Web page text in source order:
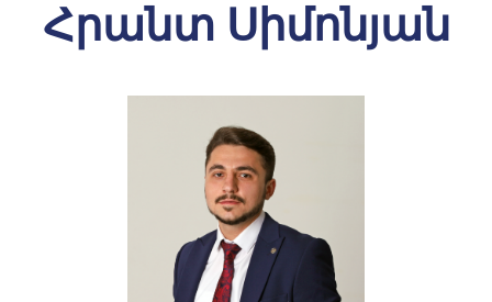
Հրանտ Սիմոնյան